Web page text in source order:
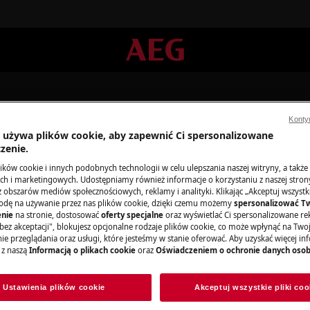
Oczyszczacze powietrza i
używa plików cookie, aby zapewnić Ci spersonalizowane
cookie i innych podobnych technologii w celu ulepszania naszej witryny, a także
i marketingowych. Udostępniamy również informacje o korzystaniu z naszej
mediów społecznościowych, reklamy i analityki. Klikając „Akceptuj
na używanie przez nas plików cookie, dzięki czemu możemy spersonalizować
na stronie, dostosować oferty specjalne oraz wyświetlać Ci spersonalizowane
akceptacji", blokujesz opcjonalne rodzaje plików cookie, co może wpłynąć na
przeglądania oraz usługi, które jesteśmy w stanie oferować. Aby uzyskać więcej
nasząInformacją o plikach cookie oraz Oświadczeniem o ochronie danych
Ustawienia plików cookie Akceptuj wszystkie pliki